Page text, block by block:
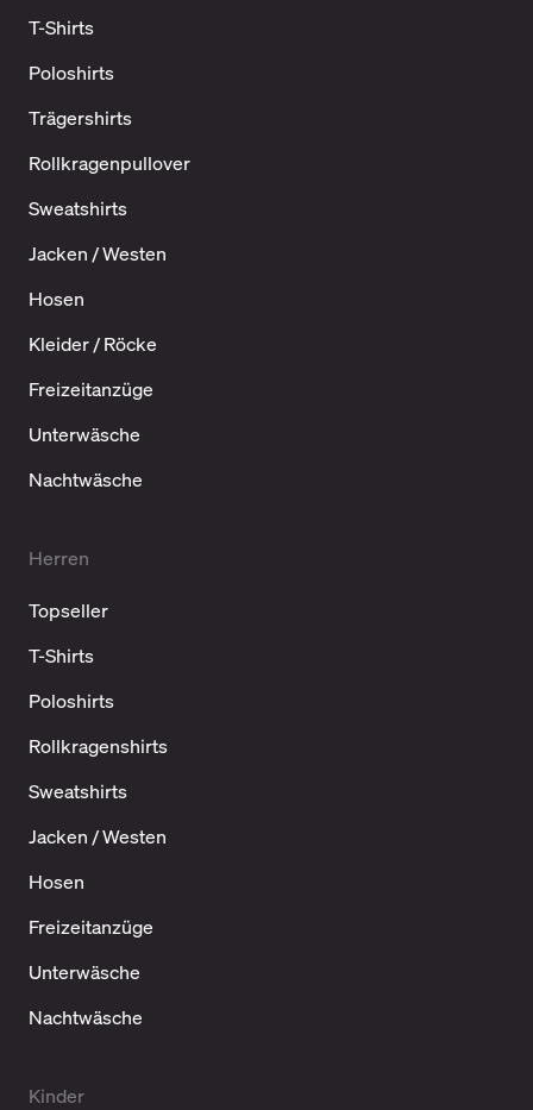
T-Shirts
Poloshirts
Trägershirts
Rollkragenpullover
Sweatshirts
Jacken / Westen
Hosen
Kleider / Röcke
Freizeitanzüge
Unterwäsche
Nachtwäsche
Herren
Topseller
T-Shirts
Poloshirts
Rollkragenshirts
Sweatshirts
Jacken / Westen
Hosen
Freizeitanzüge
Unterwäsche
Nachtwäsche
Kinder